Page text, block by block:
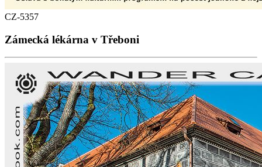
CZ-5357
Zámecká lékárna v Třeboni